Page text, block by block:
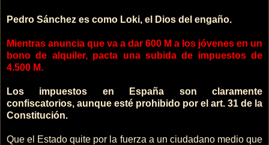
Pedro Sánchez es como Loki, el Dios del engaño.
Mientras anuncia que va a dar 600 M a los jóvenes en un
bono de alquiler, pacta una subida de impuestos de
4.500 M.
Los impuestos en España son claramente
confiscatorios, aunque esté prohibido por el art. 31 de la
Constitución.
Que el Estado quite por la fuerza a un ciudadano medio que